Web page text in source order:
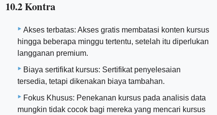
10.2 Kontra
Akses terbatas: Akses gratis membatasi konten kursus
hingga beberapa minggu tertentu, setelah itu diperlukan
langganan premium.
Biaya sertifikat kursus: Sertifikat penyelesaian
tersedia, tetapi dikenakan biaya tambahan.
Fokus Khusus: Penekanan kursus pada analisis data
mungkin tidak cocok bagi mereka yang mencari kursus